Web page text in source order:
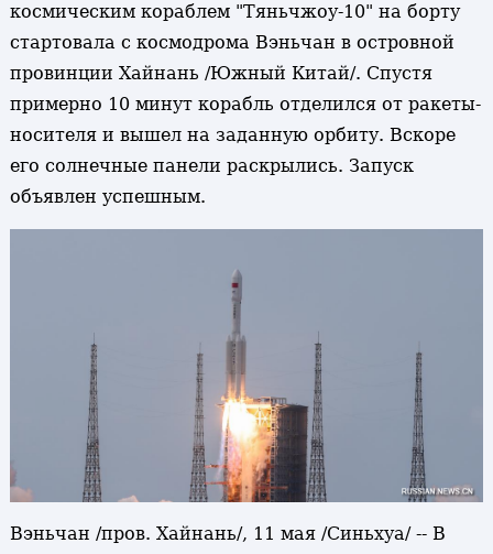
космическим кораблем "Тяньчжоу-10" на борту
стартовала с космодрома Вэньчан в островной
провинции Хайнань /Южный Китай/. Спустя
примерно 10 минут корабль отделился от ракеты-
носителя и вышел на заданную орбиту. Вскоре
его солнечные панели раскрылись. Запуск
объявлен успешным.
Вэньчан /пров. Хайнань/, 11 мая /Синьхуа/ -- В